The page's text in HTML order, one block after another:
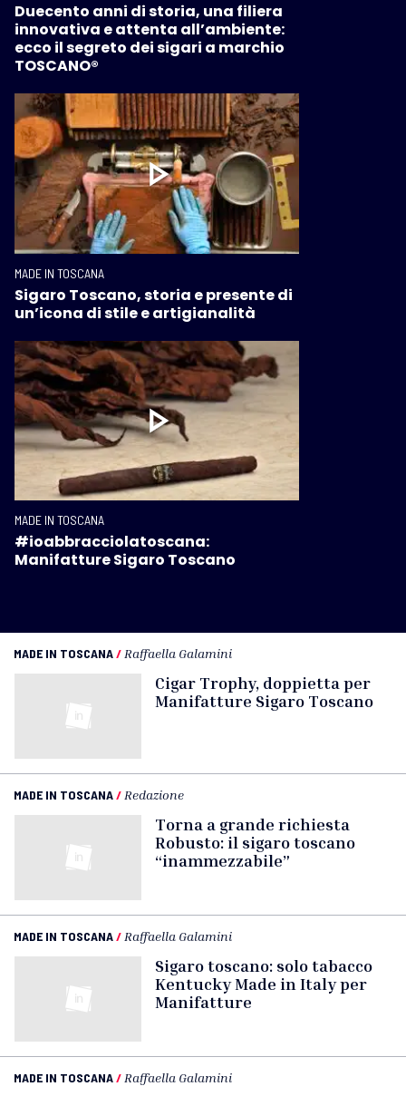
Duecento anni di storia, una filiera
innovativa e attenta all’ambiente:
ecco il segreto dei sigari a marchio
TOSCANO®
MADE IN TOSCANA
Sigaro Toscano, storia e presente di
un’icona di stile e artigianalità
MADE IN TOSCANA
#ioabbracciolatoscana:
Manifatture Sigaro Toscano
MADE IN TOSCANA/ Raffaella Galamini
Cigar Trophy, doppietta per
Manifatture Sigaro Toscano
MADE IN TOSCANA/ Redazione
Torna a grande richiesta
Robusto: il sigaro toscano
“inammezzabile”
MADE IN TOSCANA/ Raffaella Galamini
Sigaro toscano: solo tabacco
Kentucky Made in Italy per
Manifatture
MADE IN TOSCANA/ Raffaella Galamini